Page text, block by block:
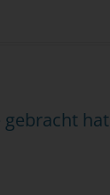
gebracht hat